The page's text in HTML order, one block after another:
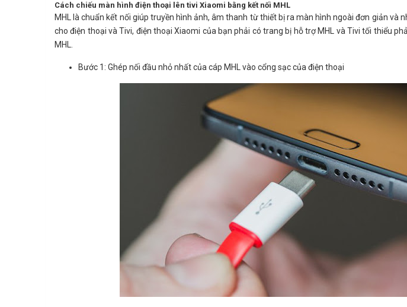
Cách chiếu màn hình điện thoại lên tivi Xiaomi bằng kết nối MHL
MHL là chuẩn kết nối giúp truyền hình ảnh, âm thanh từ thiết bị ra màn hình ngoài đơn giản và
cho điện thoại và Tivi, điện thoại Xiaomi của bạn phải có trang bị hỗ trợ MHL và Tivi tối thiểu
MHL.
Bước 1: Ghép nối đầu nhỏ nhất của cáp MHL vào cổng sạc của điện thoại